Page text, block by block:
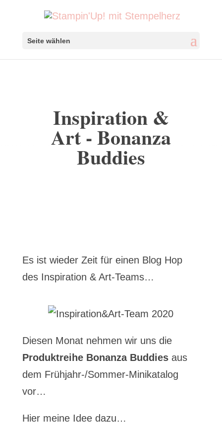
Seite wählen
Inspiration &
Art - Bonanza
Buddies
Es ist wieder Zeit für einen Blog Hop
des Inspiration & Art-Teams…
Diesen Monat nehmen wir uns die
Produktreihe Bonanza Buddiesaus
dem Frühjahr-/Sommer-Minikatalog
vor…
Hier meine Idee dazu…